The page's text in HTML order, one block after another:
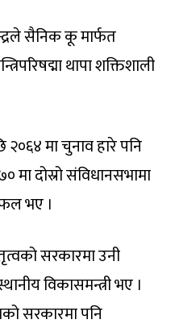
सैनिक कू मार्फत
थापा शक्तिशाली
मा चुनाव हारे पनि
मा दोस्रो संविधानसभामा
भए ।
सरकारमा उनी
विकासमन्त्री भए ।
सरकारमा पनि